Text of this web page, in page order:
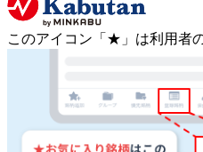
このアイコン 「★」 は利用者